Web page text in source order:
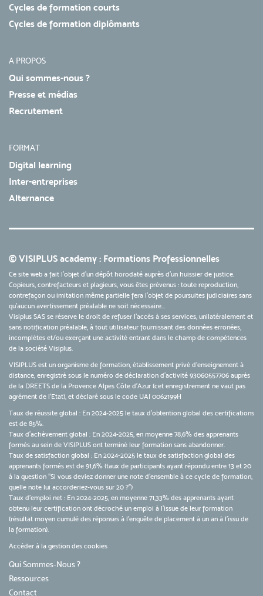
Cycles de formation courts
Cycles de formation diplômants
A PROPOS
Qui sommes-nous ?
Presse et médias
Recrutement
FORMAT
Digital learning
Inter-entreprises
Alternance
© VISIPLUS academy : Formations Professionnelles
Ce site web a fait l'objet d'un dépôt horodaté auprès d'un huissier de justice.
Copieurs, contrefacteurs et plagieurs, vous êtes prévenus : toute reproduction,
contrefaçon ou imitation même partielle fera l'objet de poursuites judiciaires sans
qu’aucun avertissement préalable ne soit nécessaire...
Visiplus SAS se réserve le droit de refuser l'accès à ses services, unilatéralement et
sans notification préalable, à tout utilisateur fournissant des données erronées,
incomplètes et/ou exerçant une activité entrant dans le champ de compétences
de la société Visiplus.
VISIPLUS est un organisme de formation, établissement privé d’enseignement à
distance, enregistré sous le numéro de déclaration d’activité 93060557706 auprès
de la DREETS de la Provence Alpes Côte d’Azur (cet enregistrement ne vaut pas
agrément de l’Etat), et déclaré sous le code UAI 0062199H
Taux de réussite global : En 2024-2025 le taux d'obtention global des certifications
est de 85%.
Taux d’achèvement global : En 2024-2025, en moyenne 78,6% des apprenants
formés au sein de VISIPLUS ont terminé leur formation sans abandonner.
Taux de satisfaction global : En 2024-2025 le taux de satisfaction global des
apprenants formés est de 91,6% (taux de participants ayant répondu entre 13 et 20
à la question "Si vous deviez donner une note d’ensemble à ce cycle de formation,
quelle note lui accorderiez-vous sur 20 ?")
Taux d’emploi net : En 2024-2025, en moyenne 71,33% des apprenants ayant
obtenu leur certification ont décroché un emploi à l'issue de leur formation
(résultat moyen cumulé des réponses à l'enquête de placement à un an à l'issu de
la formation).
Accéder à la gestion des cookies
Qui Sommes-Nous ?
Ressources
Contact